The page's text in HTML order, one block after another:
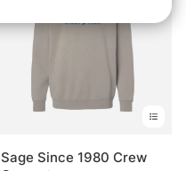
Sage Since 1980 Crew